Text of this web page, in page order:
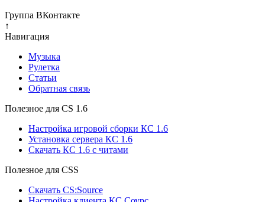
Группа ВКонтакте
↑
Навигация
Музыка
Рулетка
Cтатьи
Обратная связь
Полезное для CS 1.6
Настройка игровой сборки КС 1.6
Установка сервера КС 1.6
Скачать КС 1.6 с читами
Полезное для CSS
Скачать CS:Source